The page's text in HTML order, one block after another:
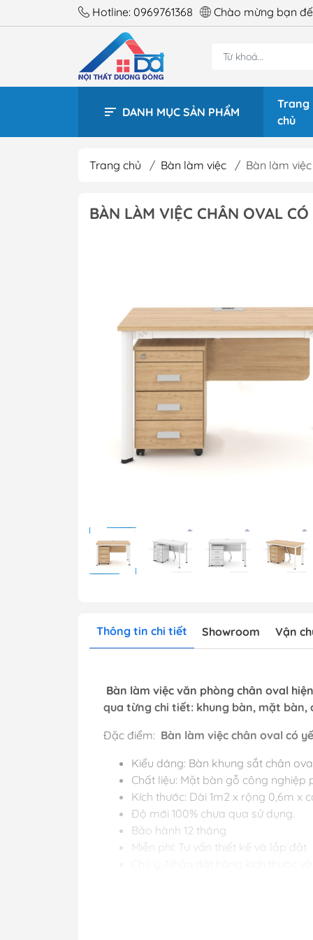
Hotline: 0969761368 Chào mừng bạn
DANH MỤC SẢN PHẨM
Trang
chủ
BÀN
Ghế
Trang chủ / Bàn làm việc / Bàn làm
BÀN LÀM VIỆC CHÂN OVAL
Thông tin chi tiết Showroom Vận
Bàn làm việc văn phòng chân oval
qua từng chi tiết: khung bàn, mặt bàn,
Đặc điểm: Bàn làm việc chân oval có
Kiểu dáng: Bàn khung sắt chân
Chất liệu: Mặt bàn gỗ công nghiệp
Kích thước: Dài 1m2 x rộng 0,6m x
Độ mới 100% chưa qua sử dụng.
Bảo hành 12 tháng
Miễn phí: Tư vấn thiết kế và lắp đặt
Liên Hệ Ngay: Nhận tư vấn sản
Bàn làm việc chân oval có